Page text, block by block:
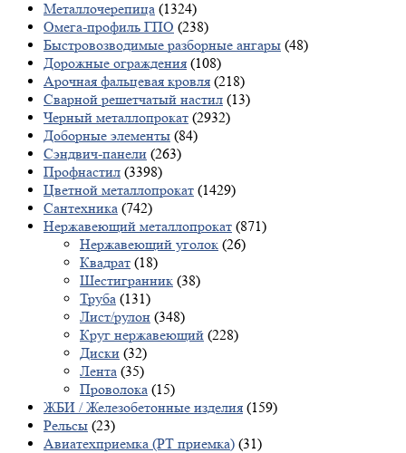
Металлочерепица (1324)
Омега-профиль ГПО (238)
Быстровозводимые разборные ангары (48)
Дорожные ограждения (108)
Арочная фальцевая кровля (218)
Сварной решетчатый настил (13)
Черный металлопрокат (2932)
Доборные элементы (84)
Сэндвич-панели (263)
Профнастил (3398)
Цветной металлопрокат (1429)
Сантехника (742)
Нержавеющий металлопрокат (871)
Нержавеющий уголок (26)
Квадрат (18)
Шестигранник (38)
Труба (131)
Лист/рулон (348)
Круг нержавеющий (228)
Диски (32)
Лента (35)
Проволока (15)
ЖБИ / Железобетонные изделия (159)
Рельсы (23)
Авиатехприемка (РТ приемка) (31)